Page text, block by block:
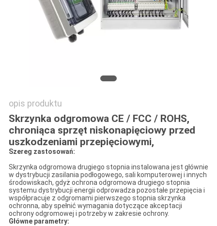
opis produktu
Skrzynka odgromowa CE / FCC / ROHS,
chroniąca sprzęt niskonapięciowy przed
uszkodzeniami przepięciowymi,
Szereg zastosowań:
Skrzynka odgromowa drugiego stopnia instalowana jest głównie
w dystrybucji zasilania podłogowego, sali komputerowej i innych
środowiskach, gdyż ochrona odgromowa drugiego stopnia
systemu dystrybucji energii odprowadza pozostałe przepięcia i
współpracuje z odgromami pierwszego stopnia skrzynka
ochronna, aby spełnić wymagania dotyczące akceptacji
ochrony odgromowej i potrzeby w zakresie ochrony.
Główne parametry: